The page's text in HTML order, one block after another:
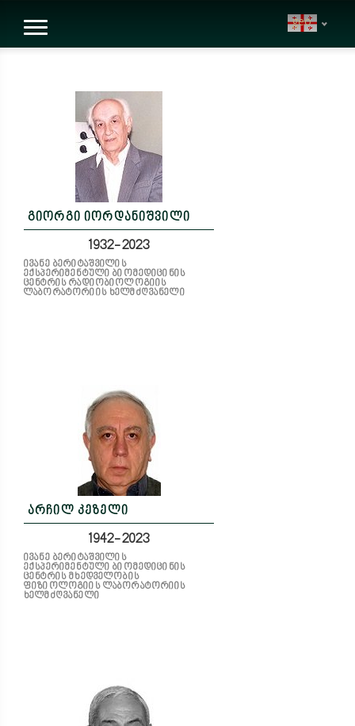
geo
გიორგი იორდანიშვილი
1932-2023
ივანე ბერიტაშვილის
ექსპერიმენტული ბიომედიცინის
ცენტრის რადიობიოლოგიის
ლაბორატორიის ხელმძღვანელი
არჩილ კეზელი
1942-2023
ივანე ბერიტაშვილის
ექსპერიმენტული ბიომედიცინის
ცენტრის მხედველობის
ფიზიოლოგიის ლაბორატორიის
ხელმძღვანელი